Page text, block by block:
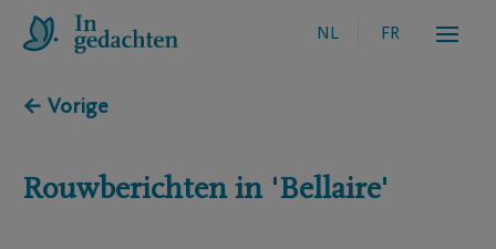
NL FR
← Vorige
Rouwberichten in 'Bellaire'